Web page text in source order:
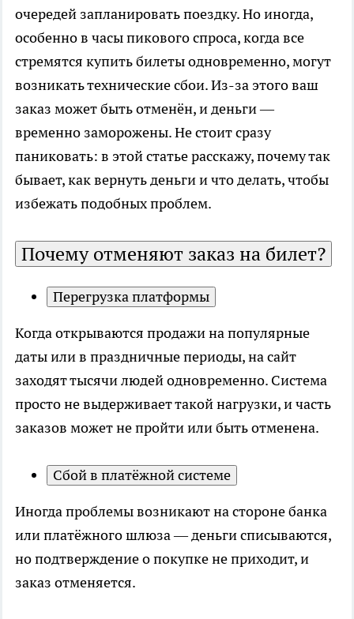
очередей запланировать поездку. Но иногда,
особенно в часы пикового спроса, когда все
стремятся купить билеты одновременно, могут
возникать технические сбои. Из-за этого ваш
заказ может быть отменён, и деньги —
временно заморожены. Не стоит сразу
паниковать: в этой статье расскажу, почему так
бывает, как вернуть деньги и что делать, чтобы
избежать подобных проблем.
Почему отменяют заказ на билет?
Перегрузка платформы
Когда открываются продажи на популярные
даты или в праздничные периоды, на сайт
заходят тысячи людей одновременно. Система
просто не выдерживает такой нагрузки, и часть
заказов может не пройти или быть отменена.
Сбой в платёжной системе
Иногда проблемы возникают на стороне банка
или платёжного шлюза — деньги списываются,
но подтверждение о покупке не приходит, и
заказ отменяется.